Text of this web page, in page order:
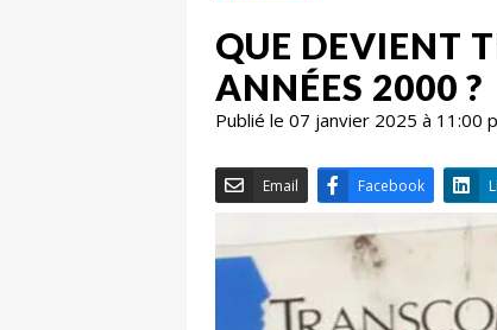
QUE DEVIENT
ANNÉES 2000 ?
Publié le 07 janvier 2025 à 11:00